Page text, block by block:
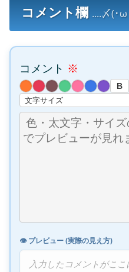
コメント欄 ....〆(･
コメント ※
B
👁️ プレビュー (実際の見え方)
入力したコメントがこ